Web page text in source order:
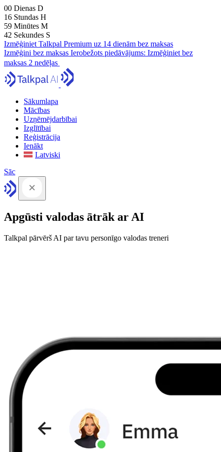
00 Dienas D
16 Stundas H
59 Minūtes M
41 Sekundes S
Izmēģiniet Talkpal Premium uz 14 dienām bez maksas
Izmēģini bez maksas Ierobežots piedāvājums: Izmēģiniet bez
maksas 2 nedēļas
Sākumlapa
Mācības
Uzņēmējdarbībai
Izglītībai
Reģistrācija
Ienākt
Latviski
Sāc
Apgūsti valodas ātrāk ar AI
Talkpal pārvērš AI par tavu personīgo valodas treneri